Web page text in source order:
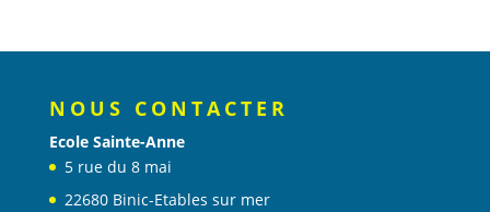
NOUS CONTACTER
Ecole Sainte-Anne
5 rue du 8 mai
22680 Binic-Etables sur mer